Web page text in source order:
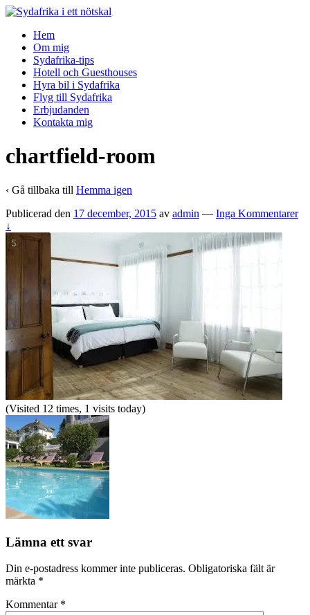
↓
Main
Content
Hem
Om mig
Sydafrika-tips
Hotell och Guesthouses
Hyra bil i Sydafrika
Flyg till Sydafrika
Erbjudanden
Kontakta mig
chartfield-room
‹ Gå tillbaka till Hemma igen
Publicerad den 17 december, 2015 av admin — Inga Kommentarer
↓
(Visited 12 times, 1 visits today)
Lämna ett svar
Din e-postadress kommer inte publiceras. Obligatoriska fält är
märkta *
Kommentar *